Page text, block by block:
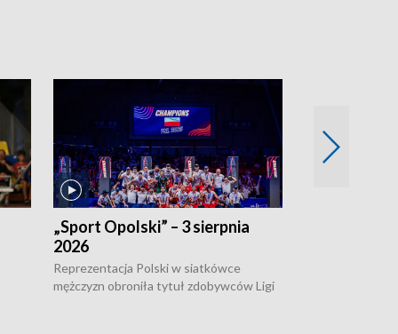
„Sport Opolski” – 3 sierpnia
2026
Reprezentacja Polski w siatkówce
mężczyzn obroniła tytuł zdobywców Ligi